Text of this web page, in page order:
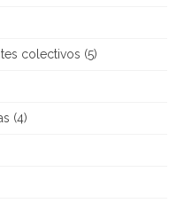
colectivos (5)
(4)